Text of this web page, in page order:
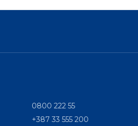
0800 222 55
+387 33 555 200